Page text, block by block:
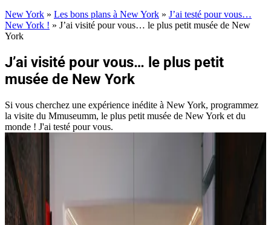
New York » Les bons plans à New York » J’ai testé pour vous…
New York ! » J’ai visité pour vous… le plus petit musée de New
York
J’ai visité pour vous… le plus petit
musée de New York
Si vous cherchez une expérience inédite à New York, programmez
la visite du Mmuseumm, le plus petit musée de New York et du
monde ! J'ai testé pour vous.